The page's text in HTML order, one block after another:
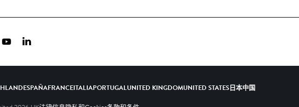
YouTubeLinkedIn
ESPAÑAFRANCEITALIAPORTUGALUNITED KINGDOMUNITED STATES日本中国